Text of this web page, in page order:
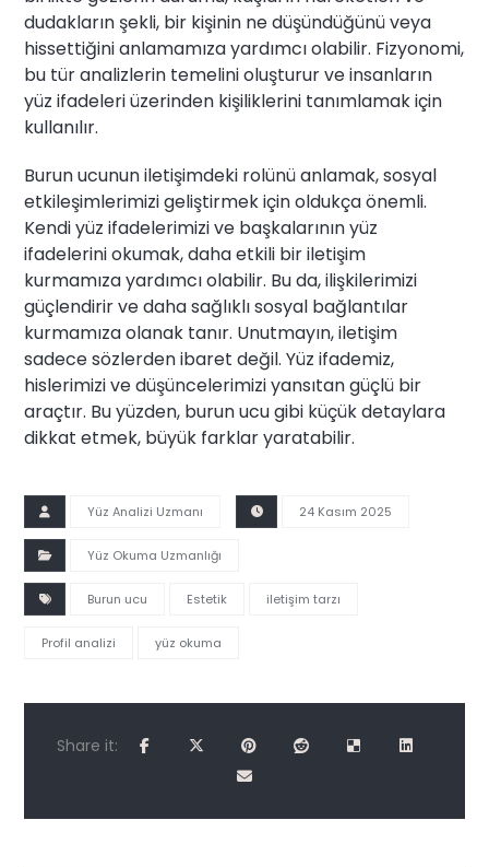
dudakların şekli, bir kişinin ne düşündüğünü veya
hissettiğini anlamamıza yardımcı olabilir. Fizyonomi,
bu tür analizlerin temelini oluşturur ve insanların
yüz ifadeleri üzerinden kişiliklerini tanımlamak için
kullanılır.
Burun ucunun iletişimdeki rolünü anlamak, sosyal
etkileşimlerimizi geliştirmek için oldukça önemli.
Kendi yüz ifadelerimizi ve başkalarının yüz
ifadelerini okumak, daha etkili bir iletişim
kurmamıza yardımcı olabilir. Bu da, ilişkilerimizi
güçlendirir ve daha sağlıklı sosyal bağlantılar
kurmamıza olanak tanır. Unutmayın, iletişim
sadece sözlerden ibaret değil. Yüz ifademiz,
hislerimizi ve düşüncelerimizi yansıtan güçlü bir
araçtır. Bu yüzden, burun ucu gibi küçük detaylara
dikkat etmek, büyük farklar yaratabilir.
Yüz Analizi Uzmanı 24 Kasım 2025
Yüz Okuma Uzmanlığı
Burun ucu Estetik iletişim tarzı
Profil analizi yüz okuma